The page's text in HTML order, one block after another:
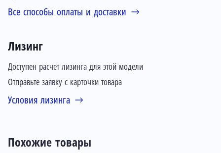
Все способы оплаты и доставки
Лизинг
Доступен расчет лизинга для этой модели
Отправьте заявку с карточки товара
Условия лизинга
Похожие товары